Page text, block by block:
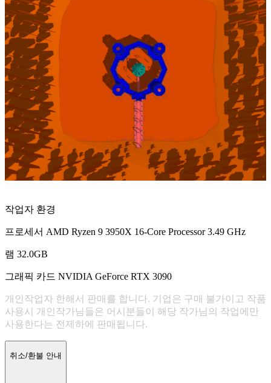
작업자 환경
프로세서 AMD Ryzen 9 3950X 16-Core Processor 3.49 GHz
램 32.0GB
그래픽 카드 NVIDIA GeForce RTX 3090
개인작업자 한해서 판매를 합니다. 기업은 구매 불가이고 작품
사용시 개인작가님들은 어시분들이 해당 작가님의 작업에만
사용한다는 전제하에 판매됩니다.
취소/환불 안내